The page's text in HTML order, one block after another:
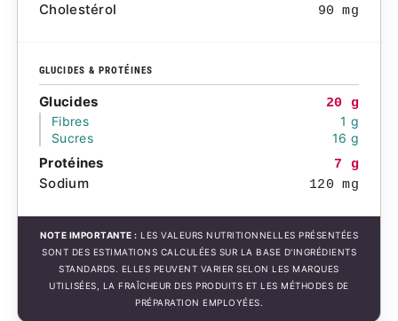
Cholestérol 90 mg
GLUCIDES & PROTÉINES
Glucides
20 g
Fibres
1 g
Sucres
16 g
Protéines 7 g
Sodium 120 mg
NOTE IMPORTANTE : LES VALEURS NUTRITIONNELLES PRÉSENTÉES
SONT DES ESTIMATIONS CALCULÉES SUR LA BASE D'INGRÉDIENTS
STANDARDS. ELLES PEUVENT VARIER SELON LES MARQUES
UTILISÉES, LA FRAÎCHEUR DES PRODUITS ET LES MÉTHODES DE
PRÉPARATION EMPLOYÉES.